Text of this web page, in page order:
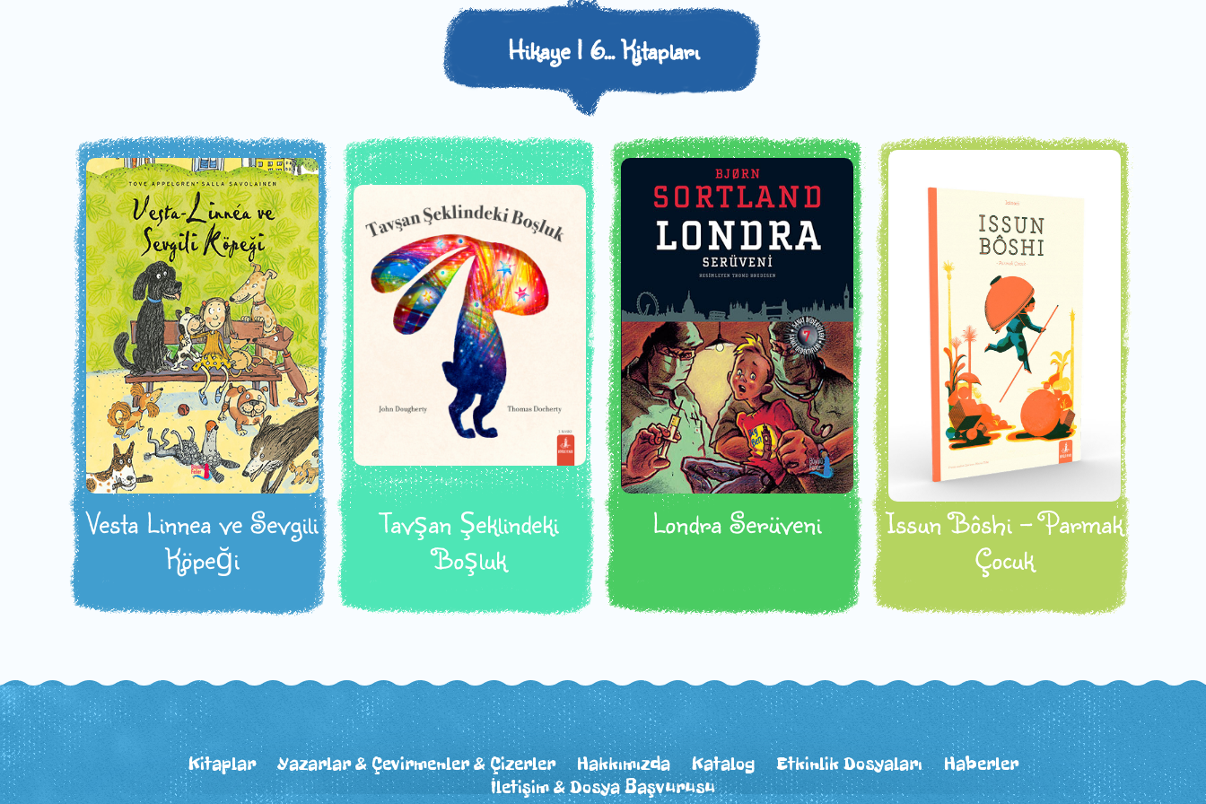
Hikaye | 6... Kitapları
Vesta Linnea ve Sevgili
Köpeği
Tavşan Şeklindeki
Boşluk
Londra Serüveni
Issun Bôshi - Parmak
Çocuk
Kitaplar Yazarlar & Çevirmenler & Çizerler Hakkımızda Katalog Etkinlik Dosyaları
Haberler
İletişim & Dosya Başvurusu